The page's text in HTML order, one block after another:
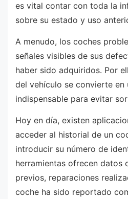
es vital contar con toda la
sobre su estado y uso
A menudo, los coches
señales visibles de sus
haber sido adquiridos. Por
del vehículo se convierte en
indispensable para evitar
Hoy en día, existen
acceder al historial de un
introducir su número de
herramientas ofrecen datos
previos, reparaciones
coche ha sido reportado